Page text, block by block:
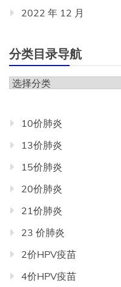
2022 年 12 月
分类目录导航
分
导
航
10价肺炎
13价肺炎
15价肺炎
20价肺炎
21价肺炎
23 价肺炎
2价HPV疫苗
4价HPV疫苗